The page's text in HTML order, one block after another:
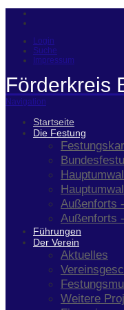
Login
Suche
Impressum
Förderkreis
Navigation
Startseite
Die Festung
Außenforts
Außenforts
Führungen
Der Verein
Aktuelles
Weitere